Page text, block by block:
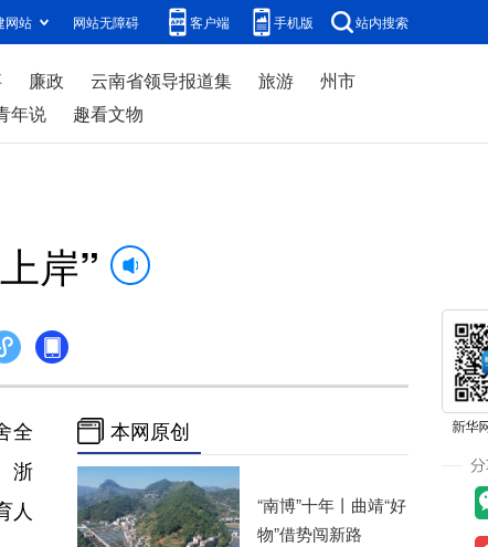
网站 网站无障碍 客户端 手机版 站内搜索
廉政 云南省领导报道集 旅游
州市
年说 趣看文物
岸”
全
浙
人
本网原创
“南博”十年丨曲靖“好
物”借势闯新路